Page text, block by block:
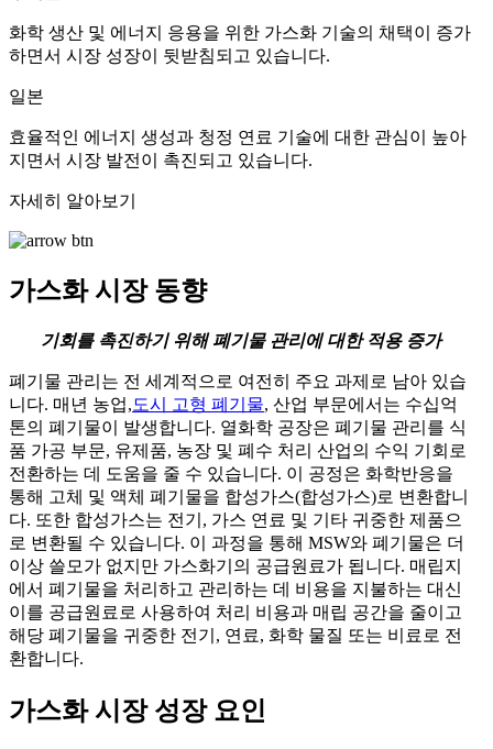
화학 생산 및 에너지 응용을 위한 가스화 기술의 채택이 증가
하면서 시장 성장이 뒷받침되고 있습니다.
일본
효율적인 에너지 생성과 청정 연료 기술에 대한 관심이 높아
지면서 시장 발전이 촉진되고 있습니다.
자세히 알아보기
가스화 시장 동향
기회를 촉진하기 위해 폐기물 관리에 대한 적용 증가
폐기물 관리는 전 세계적으로 여전히 주요 과제로 남아 있습
니다. 매년 농업,도시 고형 폐기물, 산업 부문에서는 수십억
톤의 폐기물이 발생합니다. 열화학 공장은 폐기물 관리를 식
품 가공 부문, 유제품, 농장 및 폐수 처리 산업의 수익 기회로
전환하는 데 도움을 줄 수 있습니다. 이 공정은 화학반응을
통해 고체 및 액체 폐기물을 합성가스(합성가스)로 변환합니
다. 또한 합성가스는 전기, 가스 연료 및 기타 귀중한 제품으
로 변환될 수 있습니다. 이 과정을 통해 MSW와 폐기물은 더
이상 쓸모가 없지만 가스화기의 공급원료가 됩니다. 매립지
에서 폐기물을 처리하고 관리하는 데 비용을 지불하는 대신
이를 공급원료로 사용하여 처리 비용과 매립 공간을 줄이고
해당 폐기물을 귀중한 전기, 연료, 화학 물질 또는 비료로 전
환합니다.
가스화 시장 성장 요인